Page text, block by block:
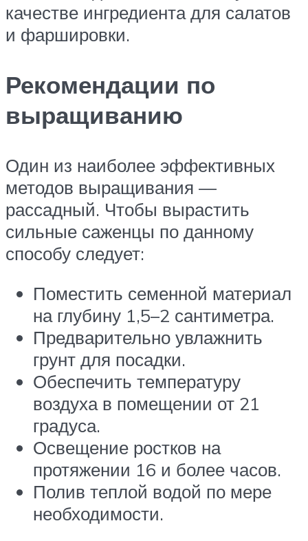
качестве ингредиента для салатов
и фаршировки.
Рекомендации по
выращиванию
Один из наиболее эффективных
методов выращивания —
рассадный. Чтобы вырастить
сильные саженцы по данному
способу следует:
Поместить семенной материал
на глубину 1,5–2 сантиметра.
Предварительно увлажнить
грунт для посадки.
Обеспечить температуру
воздуха в помещении от 21
градуса.
Освещение ростков на
протяжении 16 и более часов.
Полив теплой водой по мере
необходимости.